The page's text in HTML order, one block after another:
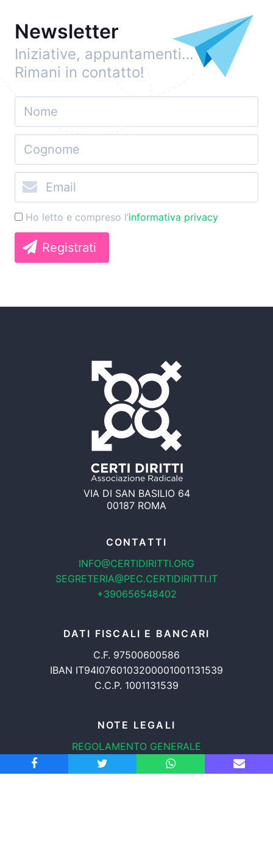
Newsletter
Iniziative, appuntamenti…
Rimani in contatto!
Ho letto e compreso l’informativa privacy
Registrati
VIA DI SAN BASILIO 64
00187 ROMA
CONTATTI
INFO@CERTIDIRITTI.ORG
SEGRETERIA@PEC.CERTIDIRITTI.IT
+390656548402
DATI FISCALI E BANCARI
C.F. 97500600586
IBAN IT94I0760103200001001131539
C.C.P. 1001131539
NOTE LEGALI
REGOLAMENTO GENERALE
PROTEZIONE DATI
INFORMATIVA COOKIES